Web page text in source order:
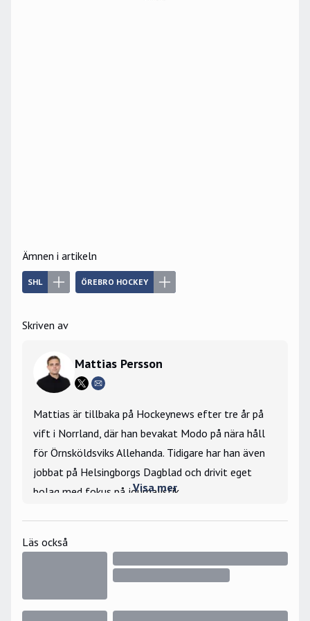
Ämnen i artikeln
SHL ÖREBRO HOCKEY
Skriven av
Mattias Persson
Mattias är tillbaka på Hockeynews efter tre år på
vift i Norrland, där han bevakat Modo på nära håll
för Örnsköldsviks Allehanda. Tidigare har han även
jobbat på Helsingborgs Dagblad och drivit eget
bolag med fokus på journalistik.
på isen. Bevakade Hockey-VM 2019 på plats i
Bratislava samt JVM 2025 i Ottawa för
Största hockeyminne: Nicklas Lidströms OS-
Visa mer
Läs också